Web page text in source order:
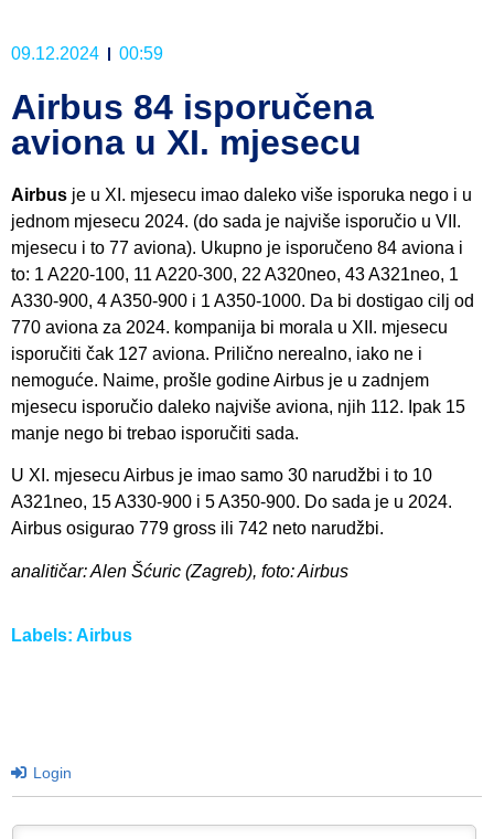
09.12.2024 00:59
Airbus 84 isporučena
aviona u XI. mjesecu
Airbus je u XI. mjesecu imao daleko više isporuka nego i u
jednom mjesecu 2024. (do sada je najviše isporučio u VII.
mjesecu i to 77 aviona). Ukupno je isporučeno 84 aviona i
to: 1 A220-100, 11 A220-300, 22 A320neo, 43 A321neo, 1
A330-900, 4 A350-900 i 1 A350-1000. Da bi dostigao cilj od
770 aviona za 2024. kompanija bi morala u XII. mjesecu
isporučiti čak 127 aviona. Prilično nerealno, iako ne i
nemoguće. Naime, prošle godine Airbus je u zadnjem
mjesecu isporučio daleko najviše aviona, njih 112. Ipak 15
manje nego bi trebao isporučiti sada.
U XI. mjesecu Airbus je imao samo 30 narudžbi i to 10
A321neo, 15 A330-900 i 5 A350-900. Do sada je u 2024.
Airbus osigurao 779 gross ili 742 neto narudžbi.
analitičar: Alen Šćuric (Zagreb), foto: Airbus
Labels: Airbus
Login